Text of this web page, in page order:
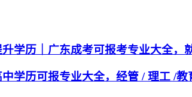
学历｜广东成考可报考专业大全，
学历可报专业大全，经管 / 理工 /教